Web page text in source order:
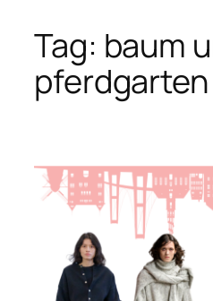
Skip
content
Tag: baum
pferdgarten